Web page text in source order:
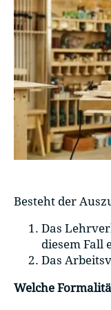
Besteht der
Das
diesem Fall
Das
Welche